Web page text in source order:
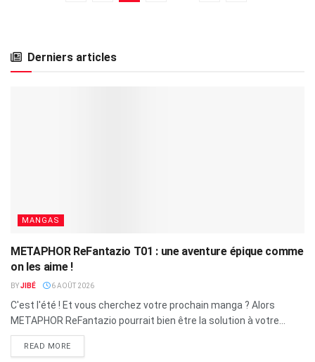
Derniers articles
MANGAS
METAPHOR ReFantazio T01 : une aventure épique comme
on les aime !
BYJIBÉ 6 AOÛT 2026
C'est l'été ! Et vous cherchez votre prochain manga ? Alors
METAPHOR ReFantazio pourrait bien être la solution à votre...
READ MORE